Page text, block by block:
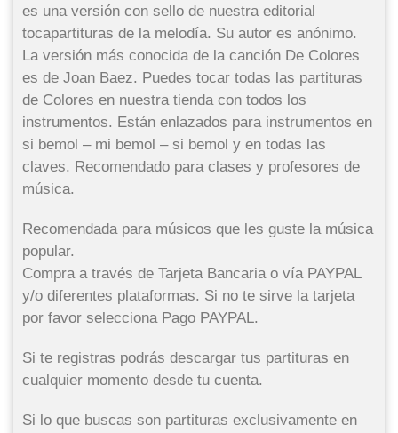
es una versión con sello de nuestra editorial
tocapartituras de la melodía. Su autor es anónimo.
La versión más conocida de la canción De Colores
es de Joan Baez. Puedes tocar todas las partituras
de Colores en nuestra tienda con todos los
instrumentos. Están enlazados para instrumentos en
si bemol – mi bemol – si bemol y en todas las
claves. Recomendado para clases y profesores de
música.
Recomendada para músicos que les guste la música
popular.
Compra a través de Tarjeta Bancaria o vía PAYPAL
y/o diferentes plataformas. Si no te sirve la tarjeta
por favor selecciona Pago PAYPAL.
Si te registras podrás descargar tus partituras en
cualquier momento desde tu cuenta.
Si lo que buscas son partituras exclusivamente en